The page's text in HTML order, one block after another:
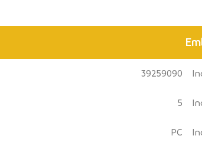
39259090
5
PC